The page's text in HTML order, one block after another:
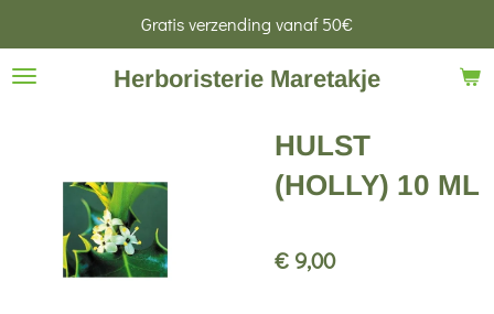
naar
Herboristerie Maretakje
Gratis verzending vanaf 50€
HULST
(HOLLY) 10 ML
€ 9,00